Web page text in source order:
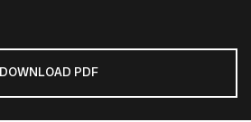
DOWNLOAD PDF